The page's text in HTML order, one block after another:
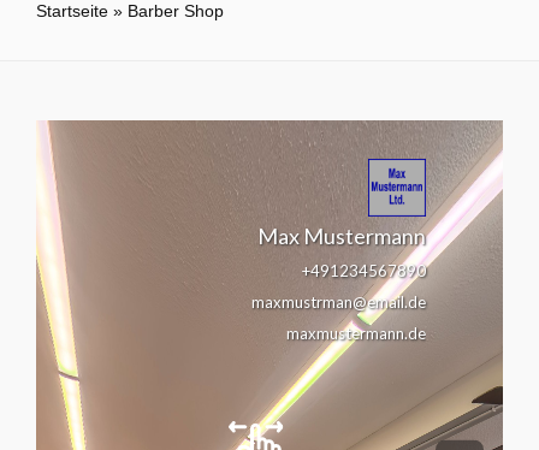
Startseite » Barber Shop